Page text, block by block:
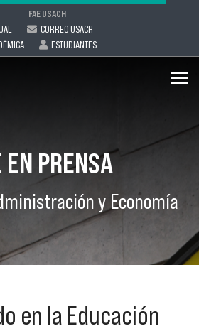
FAE USACH
CORREO USACH
ESTUDIANTES
EN PRENSA
y Economía
en la Educación